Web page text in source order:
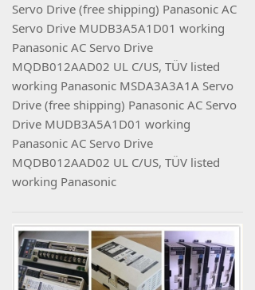
Servo Drive (free shipping) Panasonic AC
Servo Drive MUDB3A5A1D01 working
Panasonic AC Servo Drive
MQDB012AAD02 UL C/US, TÜV listed
working Panasonic MSDA3A3A1A Servo
Drive (free shipping) Panasonic AC Servo
Drive MUDB3A5A1D01 working
Panasonic AC Servo Drive
MQDB012AAD02 UL C/US, TÜV listed
working Panasonic